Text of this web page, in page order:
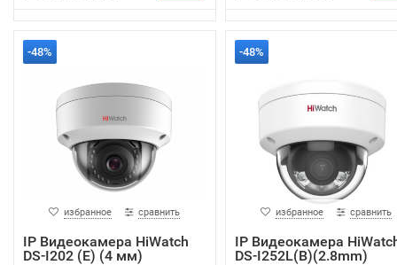
-48%
избранное сравнить
IP Видеокамера HiWatch
DS-I202 (E) (4 мм)
-48%
избранное сравнить
IP Видеокамера
DS-I252L(B)(2.8mm)